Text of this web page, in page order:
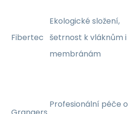
Fibertec
Ekologické složení,
šetrnost k vláknům i
membránám
Profesionální péče o